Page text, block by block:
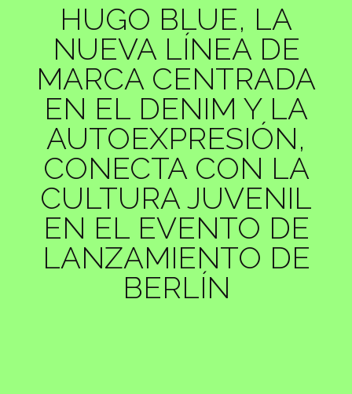
HUGO BLUE, LA
NUEVA LÍNEA DE
MARCA CENTRADA
EN EL DENIM Y LA
AUTOEXPRESIÓN,
CONECTA CON LA
CULTURA JUVENIL
EN EL EVENTO DE
LANZAMIENTO DE
BERLÍN